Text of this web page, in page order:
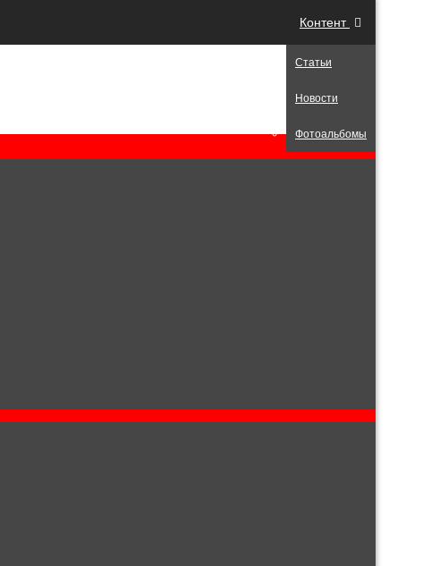
Контент
Статьи
Новости
Фотоальбомы